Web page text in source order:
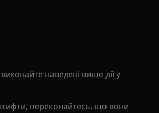
наведені вище дії у
переконайтесь, що вони